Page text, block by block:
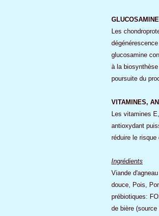
Les
glucosamine
à la
poursuite du
VITAMINES,
Les vitamines
antioxydant
réduire le
Ingrédients
Viande
douce, Pois,
prébiotiques:
de bière